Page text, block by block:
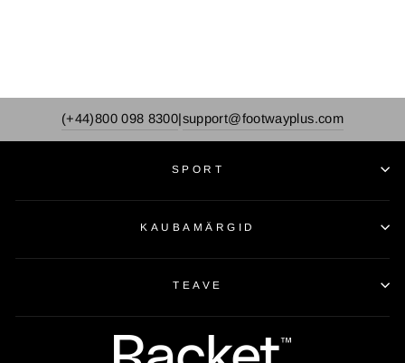
(+44)800 098 8300|support@footwayplus.com
SPORT
KAUBAMÄRGID
TEAVE